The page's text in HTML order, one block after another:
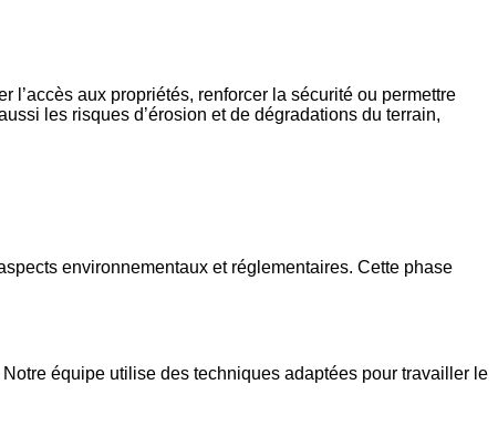
l’accès aux propriétés, renforcer la sécurité ou permettre
les risques d’érosion et de dégradations du terrain,
environnementaux et réglementaires. Cette phase
équipe utilise des techniques adaptées pour travailler le